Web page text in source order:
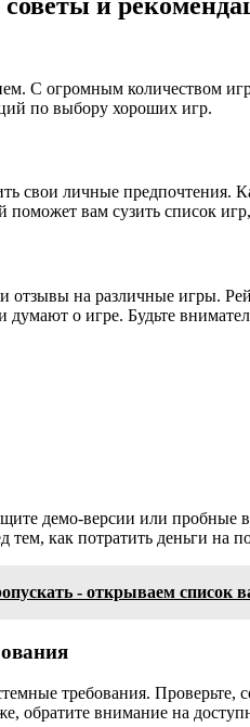
С огромным количеством
по выбору хороших игр.
свои личные предпочтения.
вам сузить список
отзывы на различные игры.
думают о игре. Будьте
демо-версии или
как потратить деньги
- открываем список
требования.
обратите внимание на